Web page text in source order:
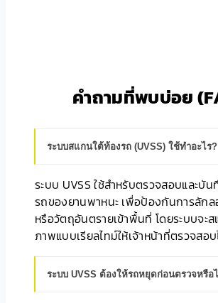
คำถามที่พบบ่อย
ระบบสแกนใต้ท้องรถ (UVSS) ใช้ทำอะไร?
ระบบ UVSS ใช้สำหรับตรวจสอบและบั
รถของยานพาหนะ เพื่อป้องกันการลัก
หรือวัตถุอันตรายเข้าพื้นที่ โดยระบบจะ
ภาพแบบเรียลไทม์ให้เจ้าหน้าที่ตรวจสอ
ระบบ UVSS ต้องให้รถหยุดก่อนตรวจหรือ